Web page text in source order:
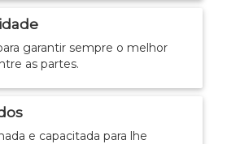
garantir sempre o melhor
as partes.
e capacitada para lhe